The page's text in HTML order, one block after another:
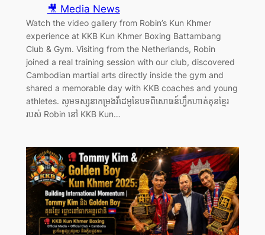
🎥 Media News
Watch the video gallery from Robin’s Kun Khmer
experience at KKB Kun Khmer Boxing Battambang
Club & Gym. Visiting from the Netherlands, Robin
joined a real training session with our club, discovered
Cambodian martial arts directly inside the gym and
shared a memorable day with KKB coaches and young
athletes. សូមទស្សនាកម្រងវីដេអូនៃបទពិសោធន៍ហ្វឹកហាត់គុនខ្មែរ
របស់ Robin នៅ KKB Kun…